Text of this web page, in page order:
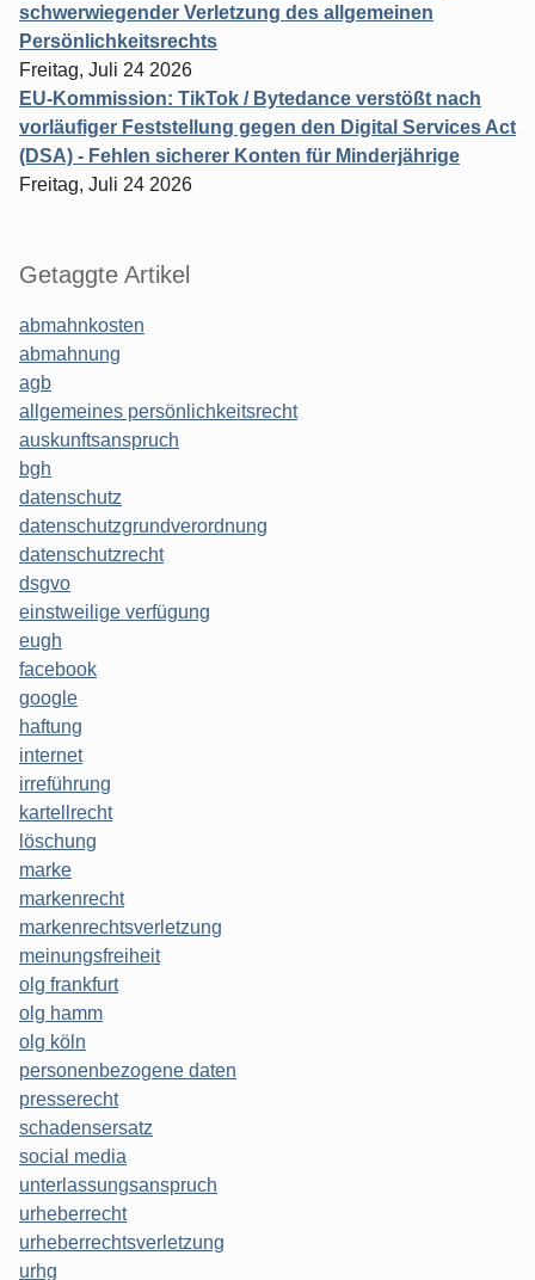
schwerwiegender Verletzung des allgemeinen
Persönlichkeitsrechts
Freitag, Juli 24 2026
EU-Kommission: TikTok / Bytedance verstößt nach
vorläufiger Feststellung gegen den Digital Services Act
(DSA) - Fehlen sicherer Konten für Minderjährige
Freitag, Juli 24 2026
Getaggte Artikel
abmahnkosten
abmahnung
agb
allgemeines persönlichkeitsrecht
auskunftsanspruch
bgh
datenschutz
datenschutzgrundverordnung
datenschutzrecht
dsgvo
einstweilige verfügung
eugh
facebook
google
haftung
internet
irreführung
kartellrecht
löschung
marke
markenrecht
markenrechtsverletzung
meinungsfreiheit
olg frankfurt
olg hamm
olg köln
personenbezogene daten
presserecht
schadensersatz
social media
unterlassungsanspruch
urheberrecht
urheberrechtsverletzung
urhg